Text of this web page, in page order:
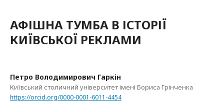
АФІШНА ТУМБА В ІСТОРІЇ
КИЇВСЬКОЇ РЕКЛАМИ
Петро Володимирович Гаркін
Київський столичний університет імені Бориса Грінченка
https://orcid.org/0000-0001-6011-4454